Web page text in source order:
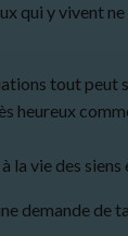
qui y vivent
tout peut
heureux
la vie des
demande de